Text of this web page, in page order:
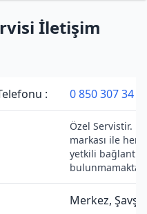
İletişim
: 0 850 307 34
Özel Servistir.
markası ile
yetkili bağlantısı
Merkez,